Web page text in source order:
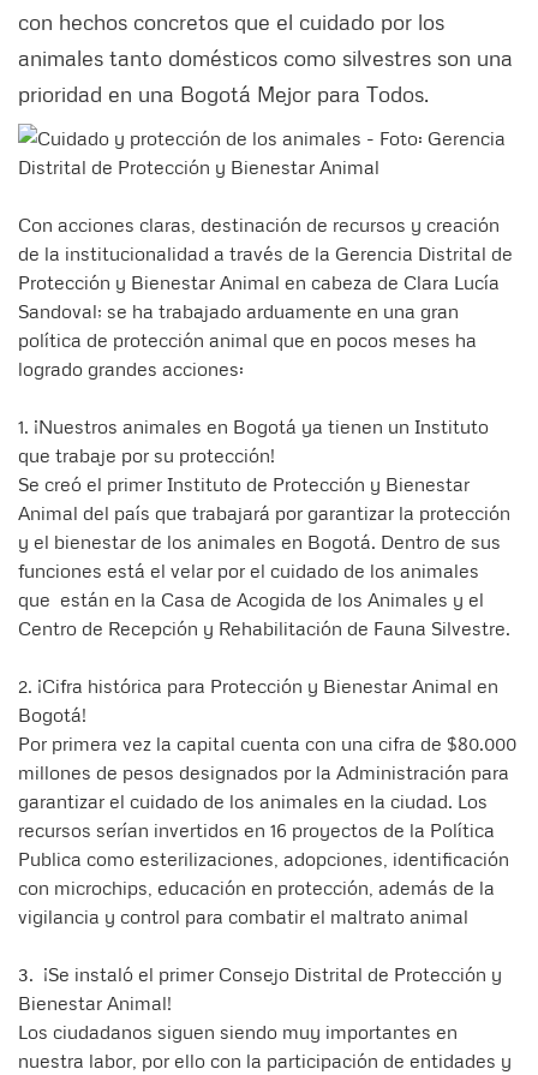
con hechos concretos que el cuidado por los
animales tanto domésticos como silvestres son una
prioridad en una Bogotá Mejor para Todos.
Con acciones claras, destinación de recursos y creación
de la institucionalidad a través de la Gerencia Distrital de
Protección y Bienestar Animal en cabeza de Clara Lucía
Sandoval; se ha trabajado arduamente en una gran
política de protección animal que en pocos meses ha
logrado grandes acciones:
1. ¡Nuestros animales en Bogotá ya tienen un Instituto
que trabaje por su protección!
Se creó el primer Instituto de Protección y Bienestar
Animal del país que trabajará por garantizar la protección
y el bienestar de los animales en Bogotá. Dentro de sus
funciones está el velar por el cuidado de los animales
que están en la Casa de Acogida de los Animales y el
Centro de Recepción y Rehabilitación de Fauna Silvestre.
2. ¡Cifra histórica para Protección y Bienestar Animal en
Bogotá!
Por primera vez la capital cuenta con una cifra de $80.000
millones de pesos designados por la Administración para
garantizar el cuidado de los animales en la ciudad. Los
recursos serían invertidos en 16 proyectos de la Política
Publica como esterilizaciones, adopciones, identificación
con microchips, educación en protección, además de la
vigilancia y control para combatir el maltrato animal
3. ¡Se instaló el primer Consejo Distrital de Protección y
Bienestar Animal!
Los ciudadanos siguen siendo muy importantes en
nuestra labor, por ello con la participación de entidades y